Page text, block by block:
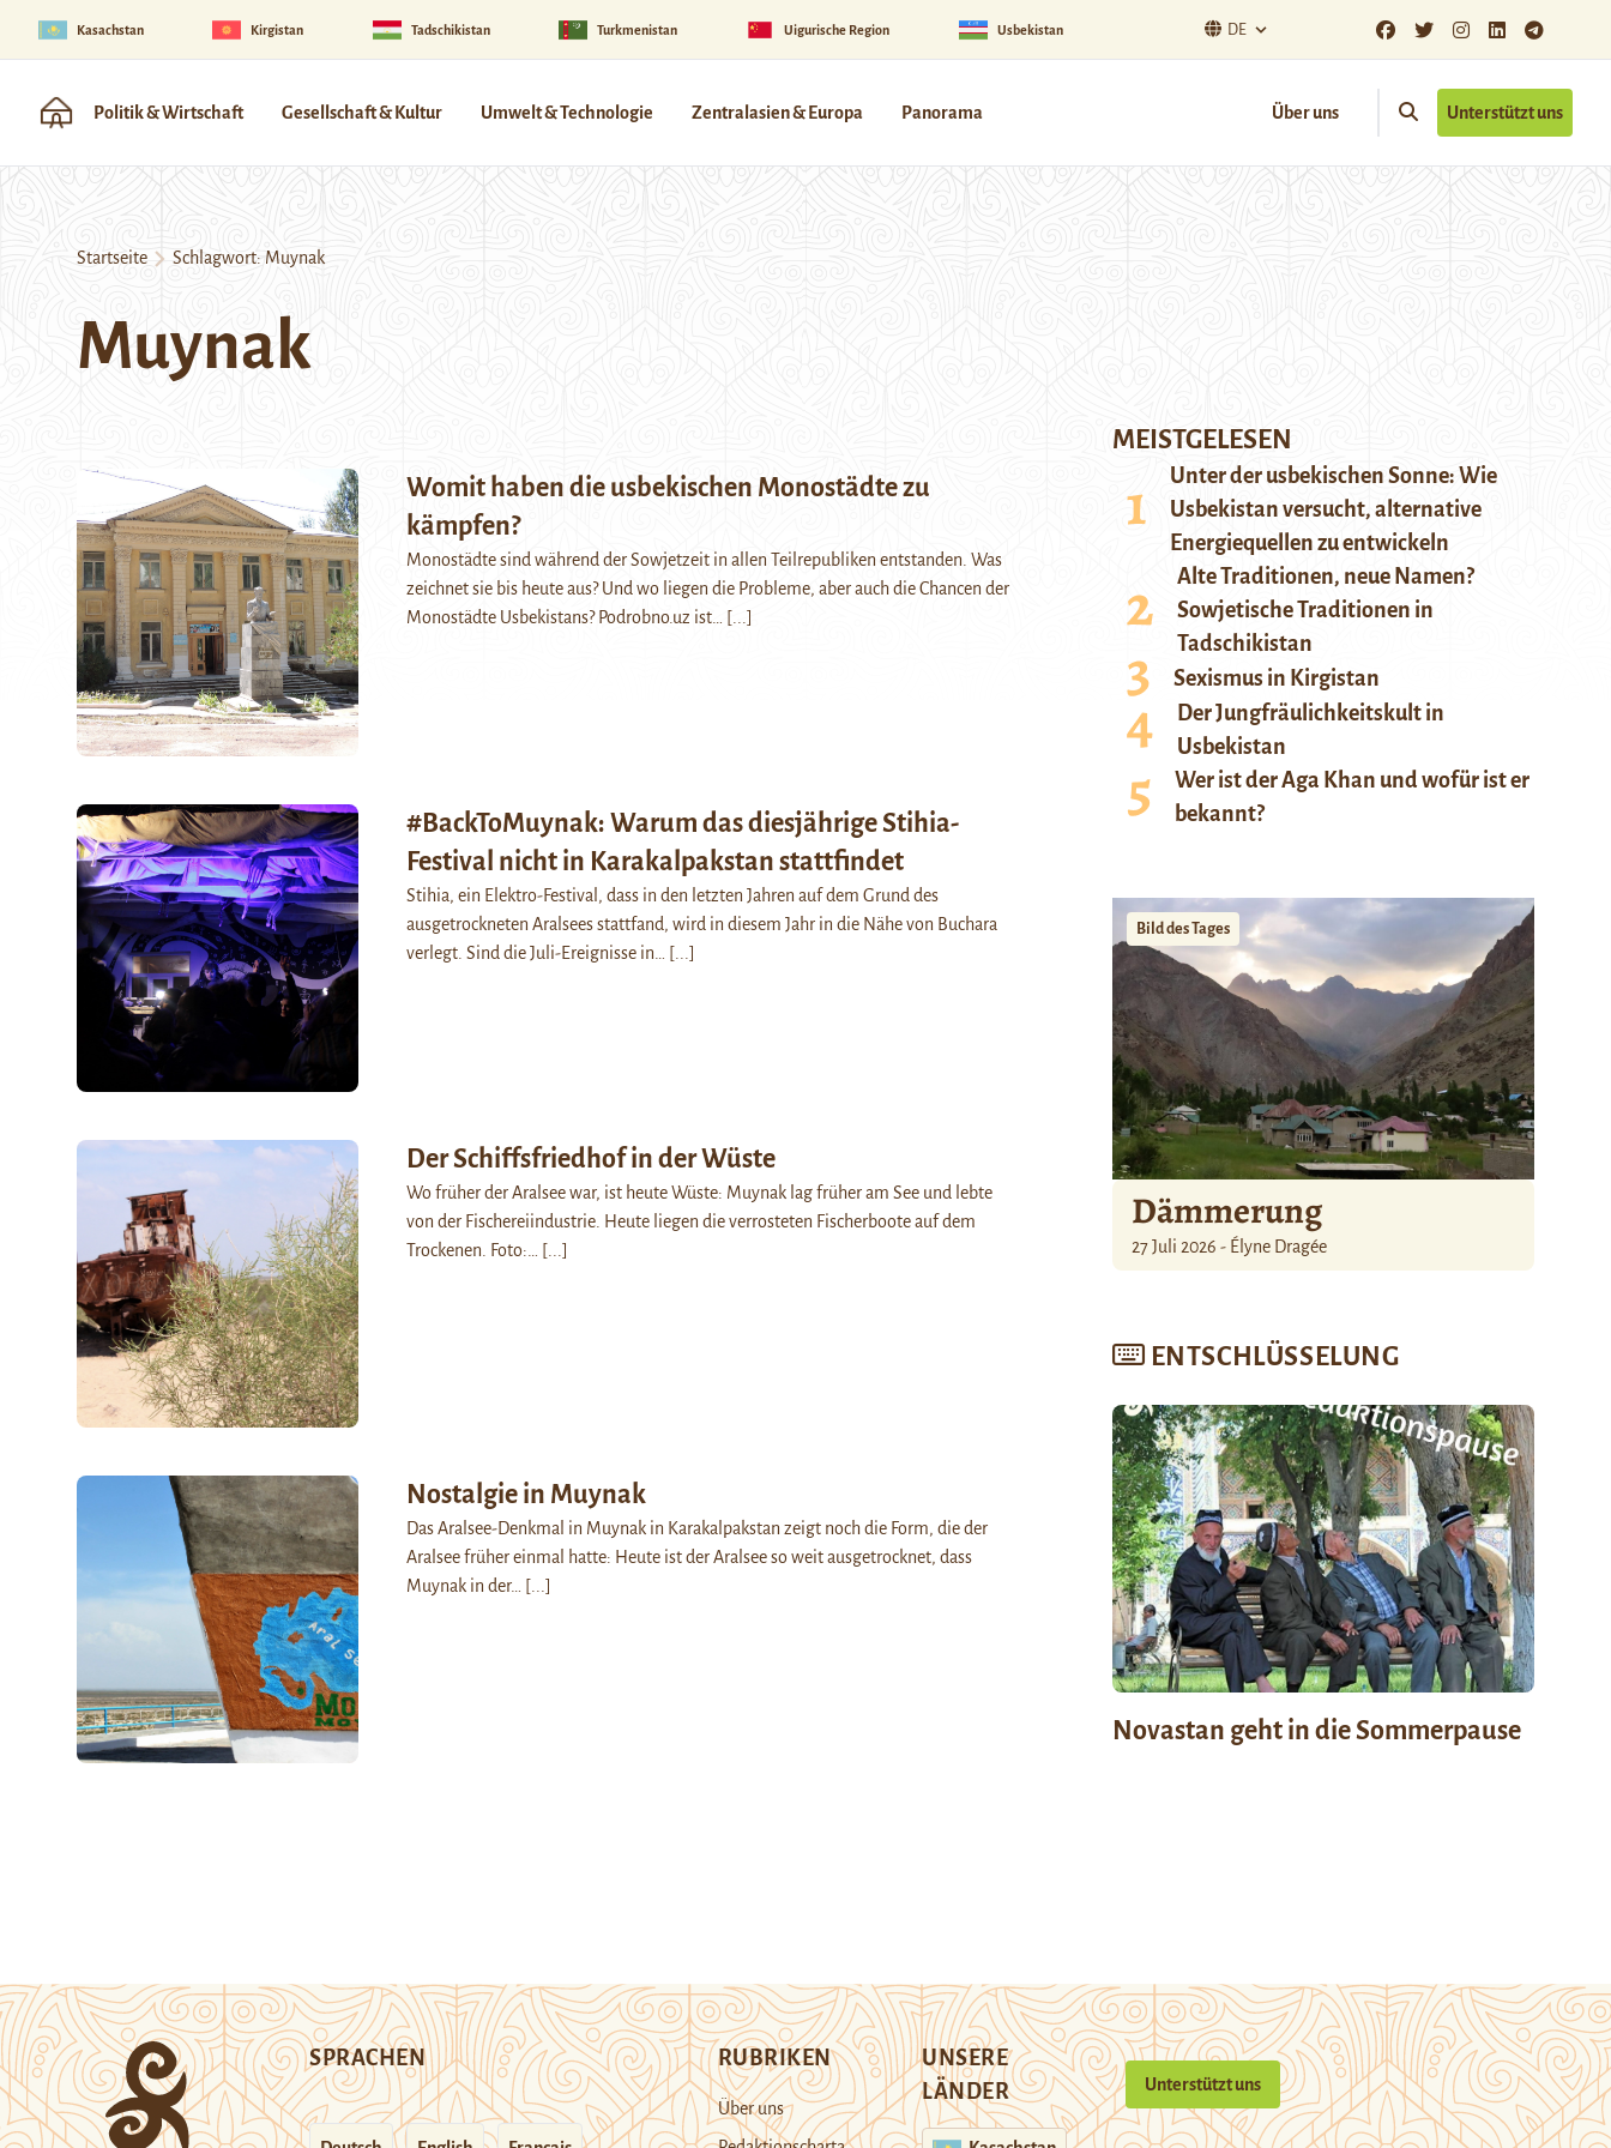
Kasachstan Kirgistan Tadschikistan Turkmenistan Uigurische Region Usbekistan DE
Politik & Wirtschaft Gesellschaft & Kultur Umwelt & Technologie Zentralasien & Europa Panorama Über uns Unterstützt uns
Startseite Schlagwort: Muynak
Muynak
Womit haben die usbekischen Monostädte zu
kämpfen?
Monostädte sind während der Sowjetzeit in allen Teilrepubliken entstanden. Was
zeichnet sie bis heute aus? Und wo liegen die Probleme, aber auch die Chancen der
Monostädte Usbekistans? Podrobno.uz ist…
[...]
#BackToMuynak: Warum das diesjährige Stihia-
Festival nicht in Karakalpakstan stattfindet
Stihia, ein Elektro-Festival, dass in den letzten Jahren auf dem Grund des
ausgetrockneten Aralsees stattfand, wird in diesem Jahr in die Nähe von Buchara
verlegt. Sind die Juli-Ereignisse in…
[...]
Der Schiffsfriedhof in der Wüste
Wo früher der Aralsee war, ist heute Wüste: Muynak lag früher am See und lebte
von der Fischereiindustrie. Heute liegen die verrosteten Fischerboote auf dem
Trockenen. Foto:…
[...]
Nostalgie in Muynak
Das Aralsee-Denkmal in Muynak in Karakalpakstan zeigt noch die Form, die der
Aralsee früher einmal hatte: Heute ist der Aralsee so weit ausgetrocknet, dass
Muynak in der…
[...]
MEISTGELESEN
Unter der usbekischen Sonne: Wie
Usbekistan versucht, alternative
Energiequellen zu entwickeln
Alte Traditionen, neue Namen?
Sowjetische Traditionen in
Tadschikistan
Sexismus in Kirgistan
Der Jungfräulichkeitskult in
Usbekistan
Wer ist der Aga Khan und wofür ist er
bekannt?
Bild des Tages
Dämmerung
27 Juli 2026 - Élyne Dragée
ENTSCHLÜSSELUNG
Novastan geht in die Sommerpause
SPRACHEN RUBRIKEN
Über uns
UNSERE
LÄNDER
Unterstützt uns